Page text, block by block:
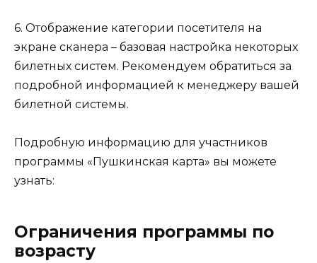
6. Отображение категории посетителя на
экране сканера – базовая настройка некоторых
билетных систем. Рекомендуем обратиться за
подробной информацией к менеджеру вашей
билетной системы.
Подробную информацию для участников
программы «Пушкинская карта» вы можете
узнать:
Ограничения программы по
возрасту